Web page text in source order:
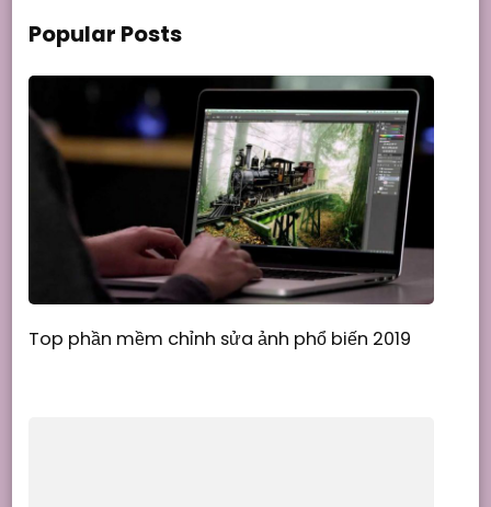
Popular Posts
Top phần mềm chỉnh sửa ảnh phổ biến 2019